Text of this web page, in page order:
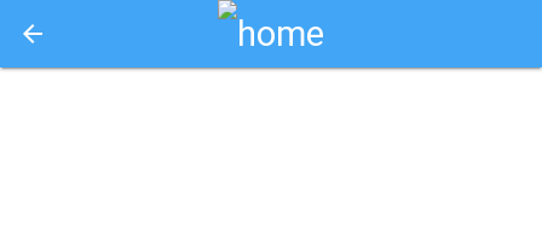
arrow_back